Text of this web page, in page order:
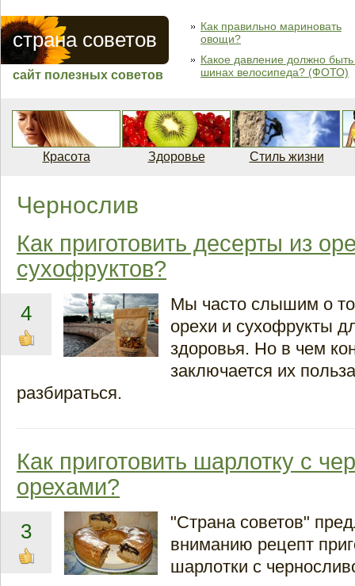
страна советов
сайт полезных советов
Как правильно мариновать
овощи?
Какое давление должно быть
шинах велосипеда? (ФОТО)
Красота Здоровье Стиль жизни
Чернослив
Как приготовить десерты из
сухофруктов?
4
Мы часто слышим о
орехи и сухофрукты
здоровья. Но в чем
заключается их
разбираться.
Как приготовить шарлотку с
орехами?
3
"Страна советов"
вниманию рецепт
шарлотки с